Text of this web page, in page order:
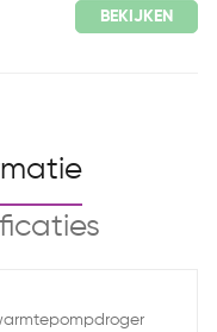
BEKIJKEN